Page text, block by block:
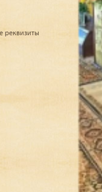
реквизиты